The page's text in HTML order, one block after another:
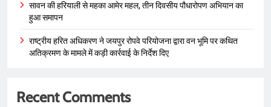
सावन की हरियाली से महका आमेर महल, तीन दिवसीय पौधारोपण अभियान का
हुआ समापन
राष्ट्रीय हरित अधिकरण ने जयपुर रोपवे परियोजना द्वारा वन भूमि पर कथित
अतिक्रमण के मामले में कड़ी कार्रवाई के निर्देश दिए
Recent Comments